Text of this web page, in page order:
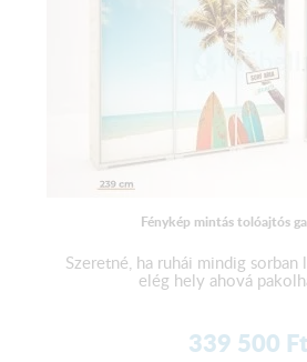
Fénykép mintás tolóajtós
Szeretné, ha ruhái mindig sorban
elég hely ahová
339 500 Ft